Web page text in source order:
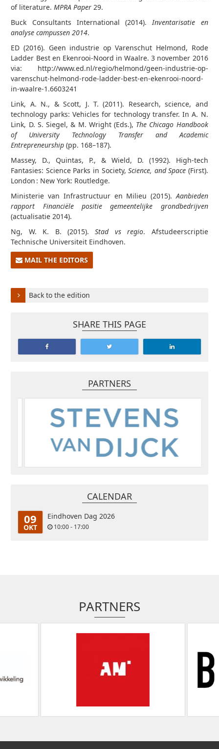
of literature.MPRA Paper 29.
Buck Consultants International (2014).Inventarisatie en
analyse campussen 2014.
ED (2016). Geen industrie op Varenschut Helmond, Rode
Ladder Best en Ekenrooi-Noord in Waalre. 3 november 2016
via: http://www.ed.nl/regio/helmond/geen-industrie-op-
varenschut-helmond-rode-ladder-best-en-ekenrooi-noord-
in-waalre-1.6603241
Link, A. N., & Scott, J. T. (2011). Research, science, and
technology parks: Vehicles for technology transfer. In A. N.
Link, D. S. Siegel, & M. Wright (Eds.), The Chicago Handbook
of University Technology Transfer and Academic
Entrepreneurship (pp. 168–187).
Massey, D., Quintas, P., & Wield, D. (1992). High-tech
Fantasies: Science Parks in Society,Science, and Space (First).
London : New York: Routledge.
Ministerie van Infrastructuur en Milieu (2015).Aanbieden
rapport Financiële positie gemeentelijke grondbedrijven
(actualisatie 2014).
Ng, W. K. B. (2015).Stad vs regio. Afstudeerscriptie
Technische Universiteit Eindhoven.
MAIL THE EDITORS
Back to the edition
SHARE THIS PAGE
PARTNERS
CALENDAR
09
OKT
Eindhoven Dag 2026
10:00 - 17:00
PARTNERS